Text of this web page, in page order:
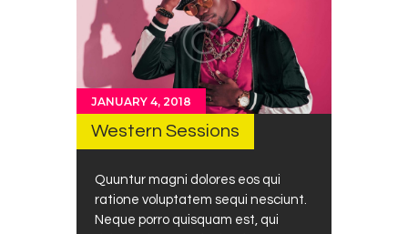
JANUARY 4, 2018
Western Sessions
Quuntur magni dolores eos qui
ratione voluptatem sequi nesciunt.
Neque porro quisquam est, qui